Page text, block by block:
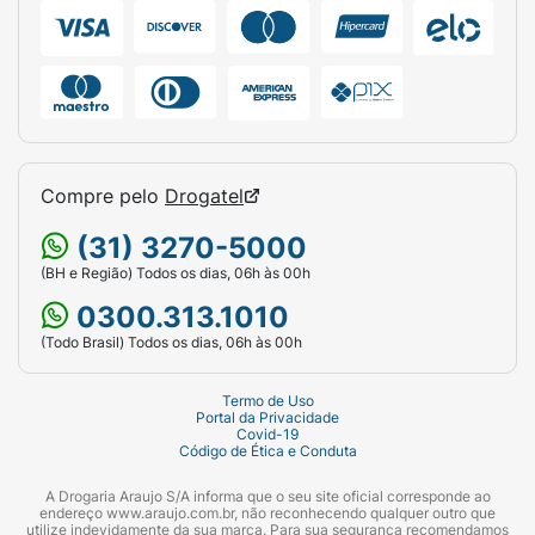
Além disso, o medicamento não deve ser
utilizado por pacientes alérgicos à ezetimiba
ou a qualquer um de seus componentes
(lactose monoidratada, celulose
microcristalina, povidona, laurilsulfato de
sódio, croscarmelose sódica, amido, dióxido
Como comprar Ezetimiba 10mg na
Você pode comprar Ezetimiba 10mg em
nossas lojas, pelo site, aplicativo, WhatsApp
Ezetimiba é um medicamento vendido sob
a compra através dos canais digitais (site,
Compre pelo Drogatel
(31) 3270-5000
(BH e Região) Todos os dias, 06h às 00h
0300.313.1010
(Todo Brasil) Todos os dias, 06h às 00h
Termo de Uso
Portal da Privacidade
Covid-19
Código de Ética e Conduta
A Drogaria Araujo S/A informa que o seu site oficial corresponde ao
endereço www.araujo.com.br, não reconhecendo qualquer outro que
utilize indevidamente da sua marca. Para sua segurança recomendamos